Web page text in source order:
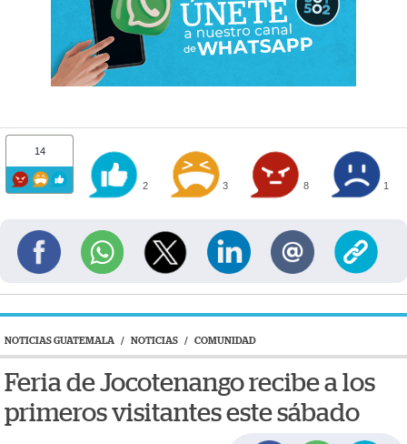
14
2 3 8 1
NOTICIAS GUATEMALA / NOTICIAS / COMUNIDAD
Feria de Jocotenango recibe a los
primeros visitantes este sábado